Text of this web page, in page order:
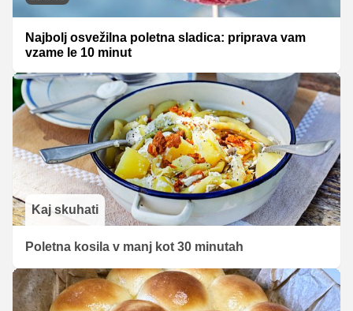
Najbolj osvežilna poletna sladica: priprava vam
vzame le 10 minut
Kaj skuhati
Poletna kosila v manj kot 30 minutah